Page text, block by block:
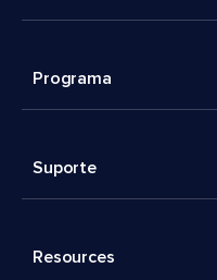
Programa
Suporte
Resources